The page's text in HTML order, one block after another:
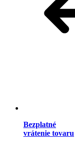
Bezplatné
vrátenie tovaru